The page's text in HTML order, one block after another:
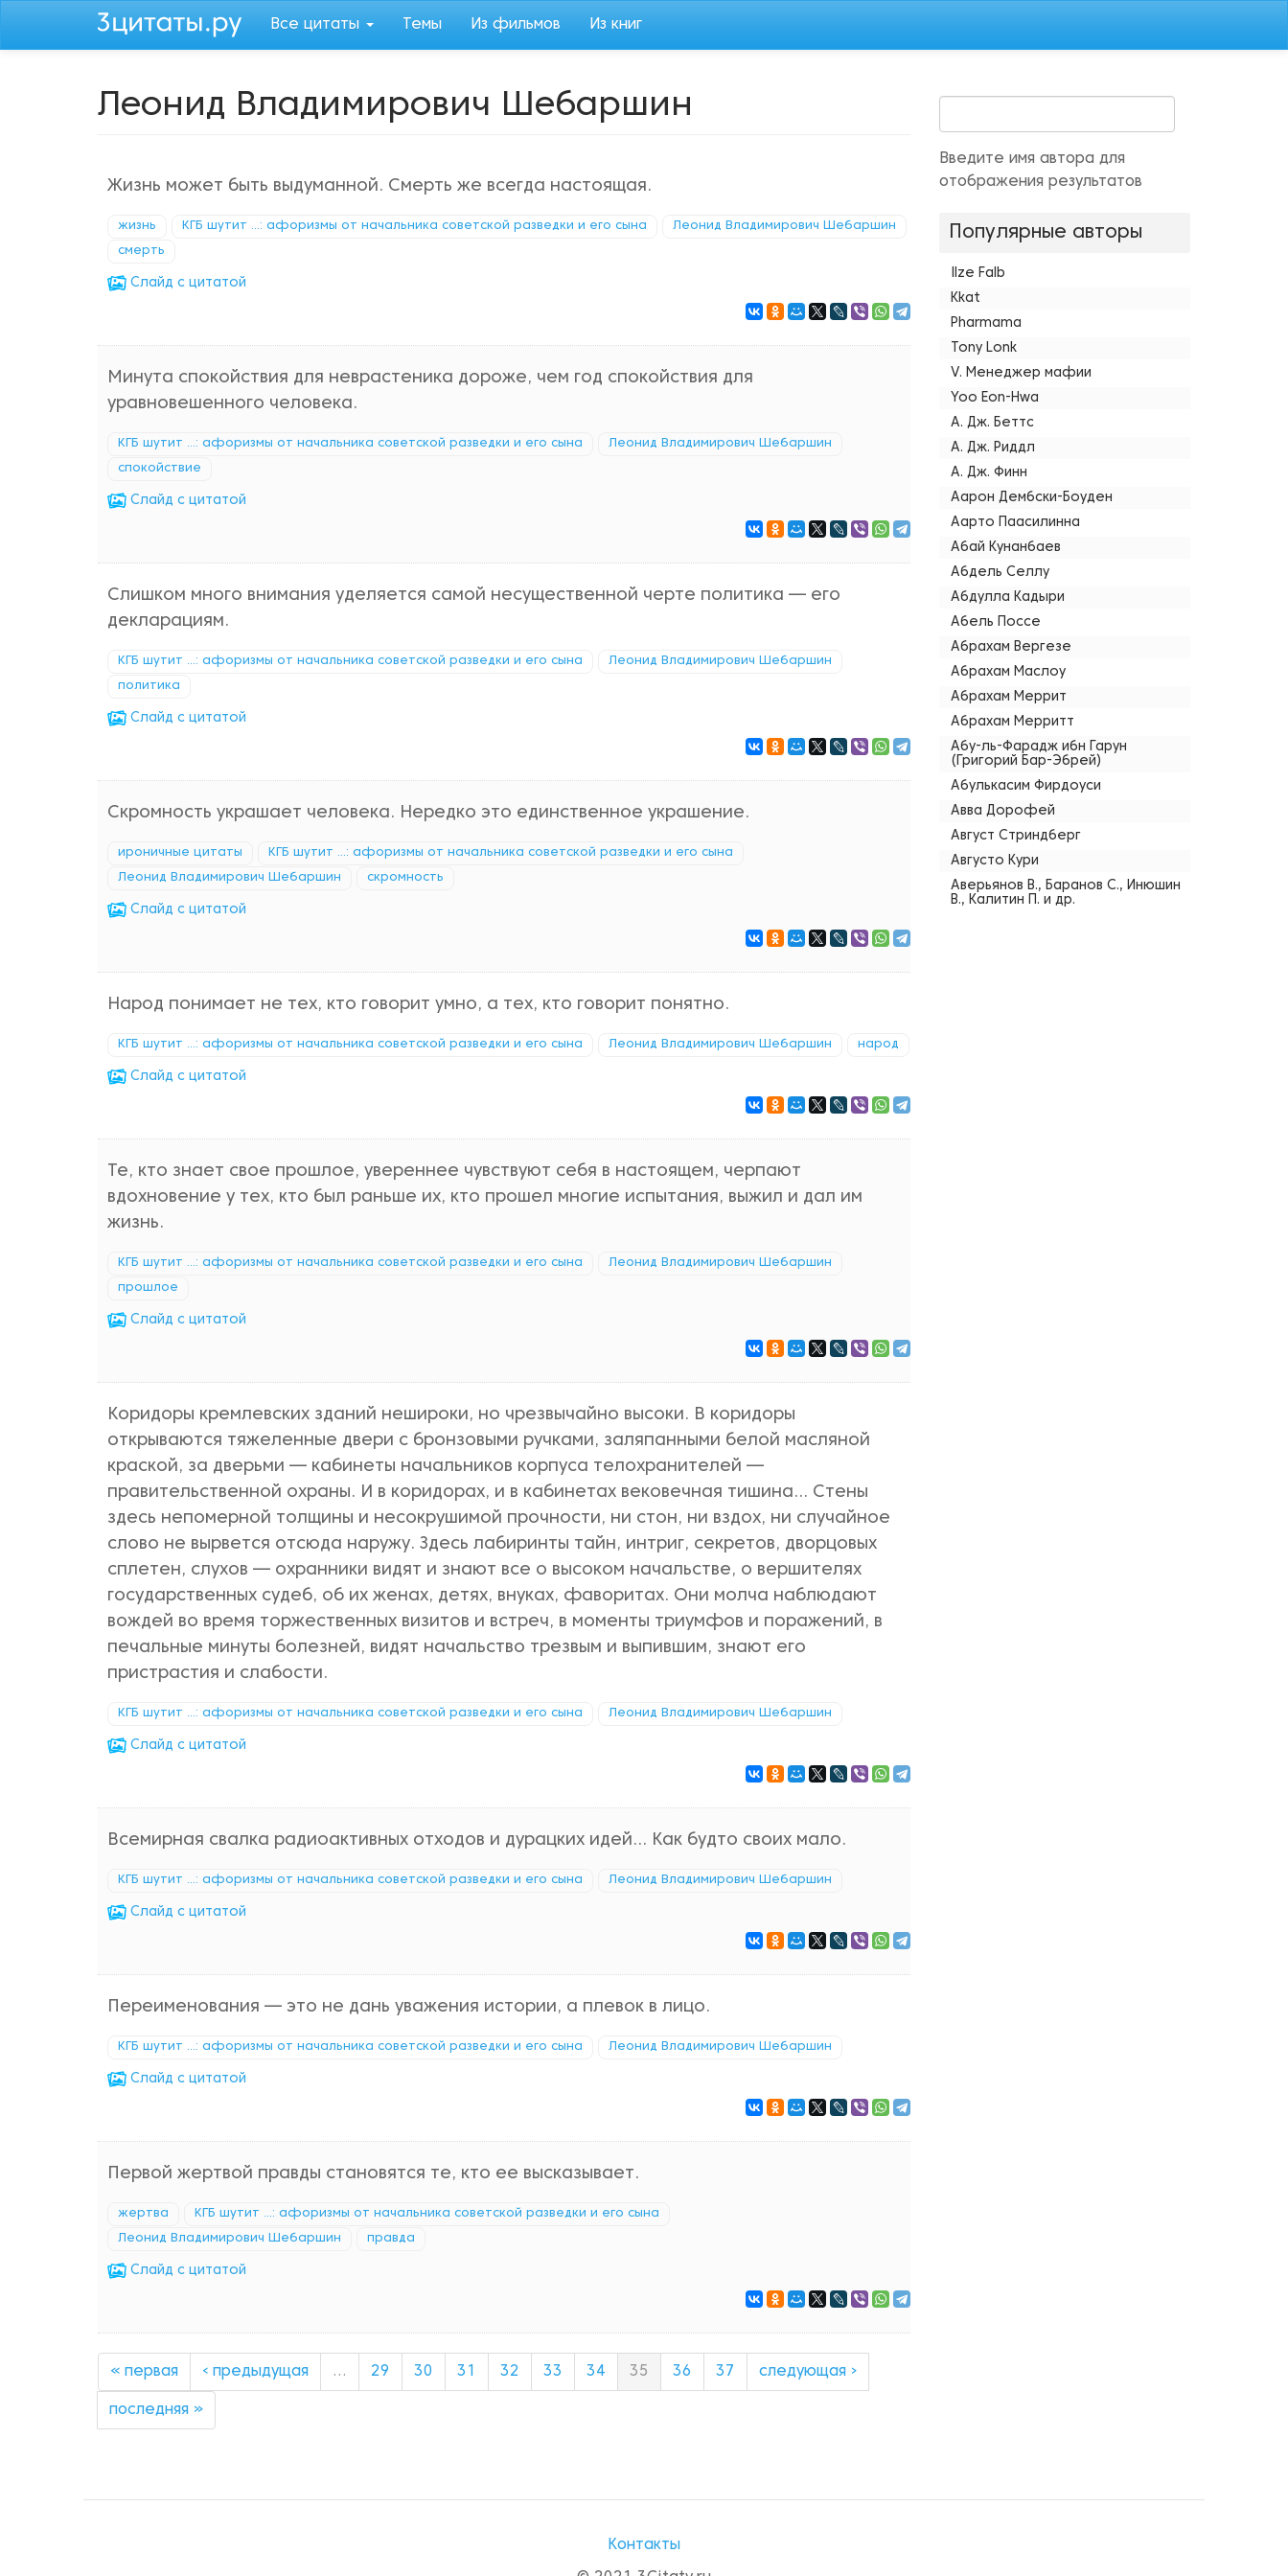
Все цитаты Темы Из фильмов Из книг
Леонид Владимирович Шебаршин
Жизнь может быть выдуманной. Смерть же всегда настоящая.
жизнь КГБ шутит ...: афоризмы от начальника советской разведки и его сына Леонид Владимирович Шебаршин
смерть
Cлайд с цитатой
Минута спокойствия для неврастеника дороже, чем год спокойствия для
уравновешенного человека.
КГБ шутит ...: афоризмы от начальника советской разведки и его сына Леонид Владимирович Шебаршин
спокойствие
Cлайд с цитатой
Слишком много внимания уделяется самой несущественной черте политика — его
декларациям.
КГБ шутит ...: афоризмы от начальника советской разведки и его сына Леонид Владимирович Шебаршин
политика
Cлайд с цитатой
Скромность украшает человека. Нередко это единственное украшение.
ироничные цитаты КГБ шутит ...: афоризмы от начальника советской разведки и его сына
Леонид Владимирович Шебаршин скромность
Cлайд с цитатой
Народ понимает не тех, кто говорит умно, а тех, кто говорит понятно.
КГБ шутит ...: афоризмы от начальника советской разведки и его сына Леонид Владимирович Шебаршин народ
Cлайд с цитатой
Те, кто знает свое прошлое, увереннее чувствуют себя в настоящем, черпают
вдохновение у тех, кто был раньше их, кто прошел многие испытания, выжил и дал им
жизнь.
КГБ шутит ...: афоризмы от начальника советской разведки и его сына Леонид Владимирович Шебаршин
прошлое
Cлайд с цитатой
Коридоры кремлевских зданий нешироки, но чрезвычайно высоки. В коридоры
открываются тяжеленные двери с бронзовыми ручками, заляпанными белой масляной
краской, за дверьми — кабинеты начальников корпуса телохранителей —
правительственной охраны. И в коридорах, и в кабинетах вековечная тишина... Стены
здесь непомерной толщины и несокрушимой прочности, ни стон, ни вздох, ни случайное
слово не вырвется отсюда наружу. Здесь лабиринты тайн, интриг, секретов, дворцовых
сплетен, слухов — охранники видят и знают все о высоком начальстве, о вершителях
государственных судеб, об их женах, детях, внуках, фаворитах. Они молча наблюдают
вождей во время торжественных визитов и встреч, в моменты триумфов и поражений, в
печальные минуты болезней, видят начальство трезвым и выпившим, знают его
пристрастия и слабости.
КГБ шутит ...: афоризмы от начальника советской разведки и его сына Леонид Владимирович Шебаршин
Cлайд с цитатой
Всемирная свалка радиоактивных отходов и дурацких идей... Как будто своих мало.
КГБ шутит ...: афоризмы от начальника советской разведки и его сына Леонид Владимирович Шебаршин
Cлайд с цитатой
Переименования — это не дань уважения истории, а плевок в лицо.
КГБ шутит ...: афоризмы от начальника советской разведки и его сына Леонид Владимирович Шебаршин
Cлайд с цитатой
Первой жертвой правды становятся те, кто ее высказывает.
жертва КГБ шутит ...: афоризмы от начальника советской разведки и его сына
Леонид Владимирович Шебаршин правда
Cлайд с цитатой
« первая ‹ предыдущая … 29 30 31 32 33 34 35 36 37 следующая ›
последняя »
Введите имя автора для
отображения результатов
Популярные авторы
Ilze Falb
Kkat
Pharmama
Tony Lonk
V. Менеджер мафии
Yoo Eon-Hwa
А. Дж. Беттс
А. Дж. Риддл
А. Дж. Финн
Аарон Дембски-Боуден
Аарто Паасилинна
Абай Кунанбаев
Абдель Селлу
Абдулла Кадыри
Абель Поссе
Абрахам Вергезе
Абрахам Маслоу
Абрахам Меррит
Абрахам Мерритт
Абу-ль-Фарадж ибн Гарун
(Григорий Бар-Эбрей)
Абулькасим Фирдоуси
Авва Дорофей
Август Стриндберг
Августо Кури
Аверьянов В., Баранов С., Инюшин
В., Калитин П. и др.
Контакты